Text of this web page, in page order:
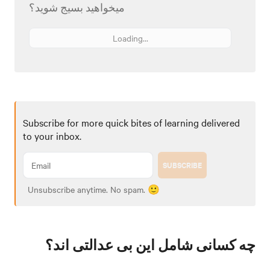
میخواهید بسیج شوید؟
Loading...
Subscribe for more quick bites of learning delivered
to your inbox.
SUBSCRIBE
Unsubscribe anytime. No spam. 🙂
چه کسانی شامل این بی عدالتی اند؟